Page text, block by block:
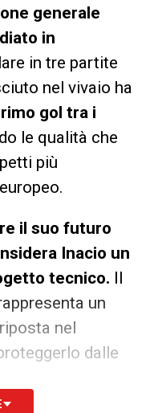
generale
in
in tre partite
nel vivaio ha
gol tra i
le qualità che
più
il suo futuro
Inacio un
tecnico. Il
un
nel
dalle